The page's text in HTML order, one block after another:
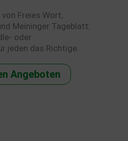
Freies Wort,
Meininger Tageblatt:
oder
jeden das Richtige.
Angeboten